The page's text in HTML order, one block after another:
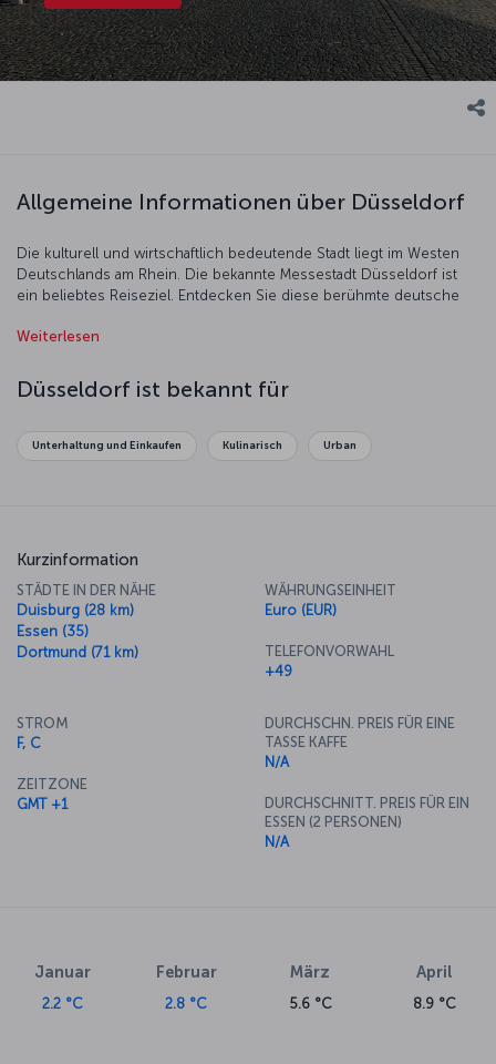
Allgemeine Informationen über Düsseldorf
Die kulturell und wirtschaftlich bedeutende Stadt liegt im Westen
Deutschlands am Rhein. Die bekannte Messestadt Düsseldorf ist
ein beliebtes Reiseziel. Entdecken Sie diese berühmte deutsche
und Kultur begeistert.
Weiterlesen
Düsseldorf ist bekannt für
Unterhaltung und Einkaufen Kulinarisch Urban
Kurzinformation
STÄDTE IN DER NÄHE
Duisburg (28 km)
Essen (35)
Dortmund (71 km)
WÄHRUNGSEINHEIT
Euro (EUR)
TELEFONVORWAHL
+49
STROM
F, C
ZEITZONE
GMT +1
DURCHSCHN. PREIS FÜR EINE
TASSE KAFFE
N/A
DURCHSCHNITT. PREIS FÜR EIN
ESSEN (2 PERSONEN)
N/A
Januar
2.2 °C
Februar
2.8 °C
März
5.6 °C
April
8.9 °C